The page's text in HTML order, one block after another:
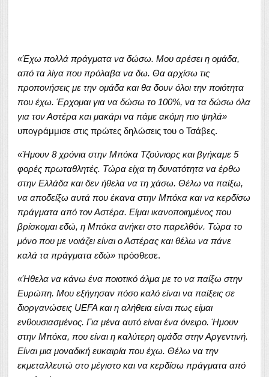
«Έχω πολλά πράγματα να δώσω. Μου αρέσει η ομάδα,
από τα λίγα που πρόλαβα να δω. Θα αρχίσω τις
προπονήσεις με την ομάδα και θα δουν όλοι την ποιότητα
που έχω. Έρχομαι για να δώσω το 100%, να τα δώσω όλα
για τον Αστέρα και μακάρι να πάμε ακόμη πιο ψηλά»
υπογράμμισε στις πρώτες δηλώσεις του ο Τσάβες.
«Ήμουν 8 χρόνια στην Μπόκα Τζούνιορς και βγήκαμε 5
φορές πρωταθλητές. Τώρα είχα τη δυνατότητα να έρθω
στην Ελλάδα και δεν ήθελα να τη χάσω. Θέλω να παίξω,
να αποδείξω αυτά που έκανα στην Μπόκα και να κερδίσω
πράγματα από τον Αστέρα. Είμαι ικανοποιημένος που
βρίσκομαι εδώ, η Μπόκα ανήκει στο παρελθόν. Τώρα το
μόνο που με νοιάζει είναι ο Αστέρας και θέλω να πάνε
καλά τα πράγματα εδώ» πρόσθεσε.
«Ήθελα να κάνω ένα ποιοτικό άλμα με το να παίξω στην
Ευρώπη. Μου εξήγησαν πόσο καλό είναι να παίξεις σε
διοργανώσεις UEFA και η αλήθεια είναι πως είμαι
ενθουσιασμένος. Για μένα αυτό είναι ένα όνειρο. Ήμουν
στην Μπόκα, που είναι η καλύτερη ομάδα στην Αργεντινή.
Είναι μια μοναδική ευκαιρία που έχω. Θέλω να την
εκμεταλλευτώ στο μέγιστο και να κερδίσω πράγματα από